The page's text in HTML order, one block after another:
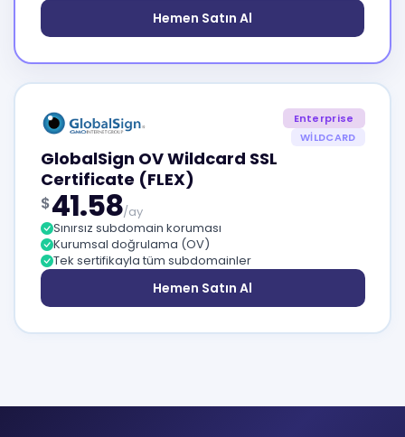
Hemen Satın Al
Enterprise
WILDCARD
GlobalSign OV Wildcard SSL
Certificate (FLEX)
$41.58/ay
Sınırsız subdomain koruması
Kurumsal doğrulama (OV)
Tek sertifikayla tüm subdomainler
Hemen Satın Al